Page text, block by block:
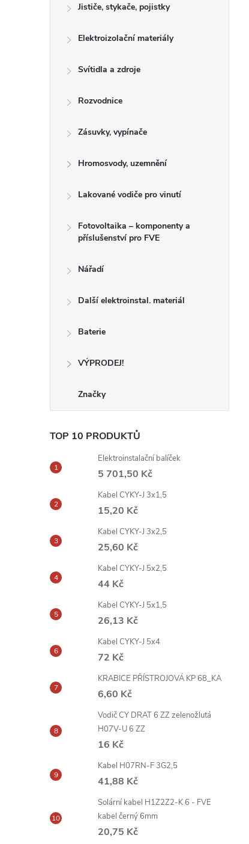
Jističe, stykače, pojistky
Elektroizolační materiály
Svítidla a zdroje
Rozvodnice
Zásuvky, vypínače
Hromosvody, uzemnění
Lakované vodiče pro vinutí
Fotovoltaika – komponenty a
příslušenství pro FVE
Nářadí
Další elektroinstal. materiál
Baterie
VÝPRODEJ!
Značky
TOP 10 PRODUKTŮ
Elektroinstalační balíček
5 701,50 Kč
Kabel CYKY-J 3x1,5
15,20 Kč
Kabel CYKY-J 3x2,5
25,60 Kč
Kabel CYKY-J 5x2,5
44 Kč
Kabel CYKY-J 5x1,5
26,13 Kč
Kabel CYKY-J 5x4
72 Kč
KRABICE PŘÍSTROJOVÁ KP 68_KA
6,60 Kč
Vodič CY DRAT 6 ZZ zelenožlutá
H07V-U 6 ZZ
16 Kč
Kabel H07RN-F 3G2,5
41,88 Kč
Solární kabel H1Z2Z2-K 6 - FVE
kabel černý 6mm
20,75 Kč